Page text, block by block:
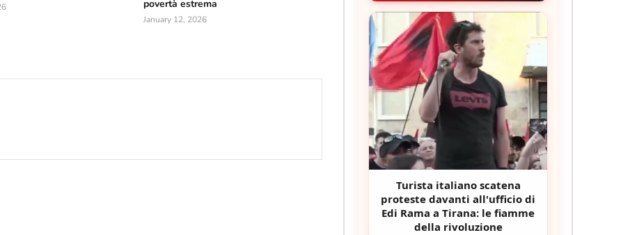
povertà estrema
January 12, 2026
Turista italiano scatena
proteste davanti all'ufficio di
Edi Rama a Tirana: le fiamme
della rivoluzione